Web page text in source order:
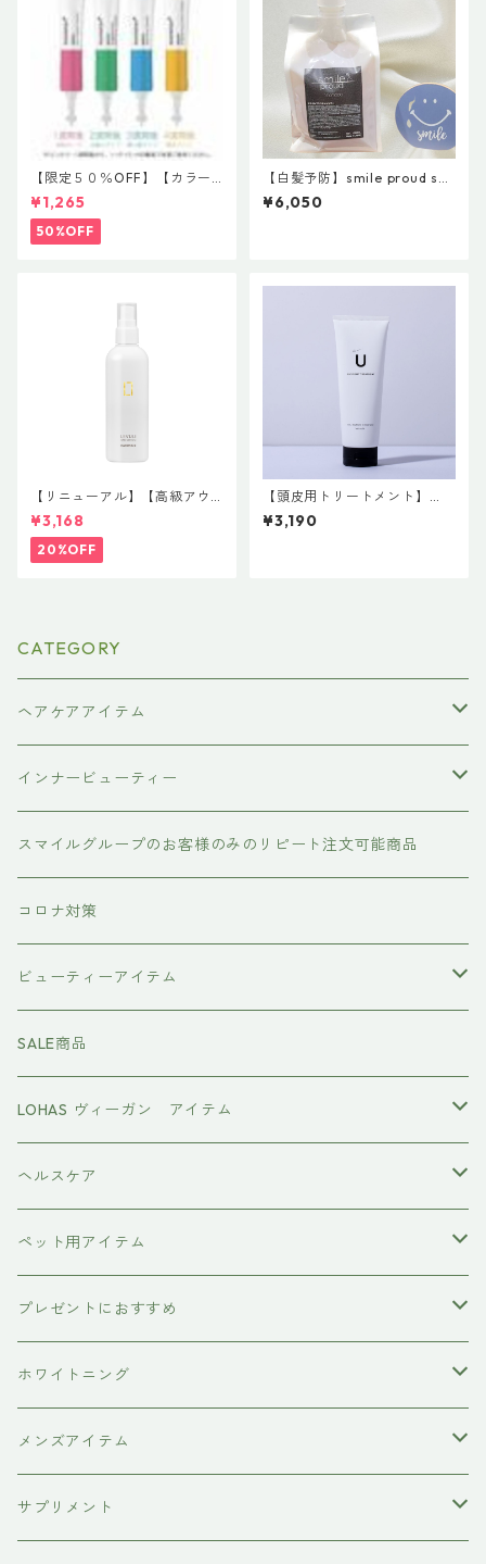
【限定５０％OFF】【カラー
ヘアにおすすめ】ウエラ カ
ラーモーション+ 4ウィーク プ
ログラム 20ml×４ ￥2,530円
¥1,265
50%OFF
【白髪予防】smile proud sha
mpoo 1000ml スマイルプ
ラウドシャンプー【スマイル
¥6,050
【リニューアル】【高級アウ
トバスTR】ハホニコ レブリ ヘ
アローションa 240mL
¥3,168
20%OFF
【頭皮用トリートメント】
【保湿しっとり】 the U（ザ
ユー）/ BIHATSU the U 002
¥3,190
CATEGORY
ヘアケアアイテム
シャンプー
#イマヘア
the u （bihatsu）
トリートメント ヘアマスク（インバス）
流さないトリートメント（アウトバス）
#イマヘア
頭皮ケアアイテム
強髪
ダークニル
スタイリング剤
N .（エヌドット）
インプライム
塩基性カラー剤
クロマID
インナービューティー
あおつぶ
スマイルグループのお客様のみのリピート注文可能商品
コロナ対策
ビューティーアイテム
MTG REFA
ヤーマン YAMAN
美容液
オールインワンジェル
ボディソープ
洗顔料
炭酸洗顔フォーム
SALE商品
LOHAS ヴィーガン アイテム
ヴィーガン認証
ヘルスケア
エイジングケア
ペット用アイテム
犬用シャンプー
ペット用ブラシ
サプリメント
プレゼントにおすすめ
男性にプレゼント
女性にプレゼント
ホワイトニング
歯磨き粉
メンズアイテム
ボディケア
サプリメント